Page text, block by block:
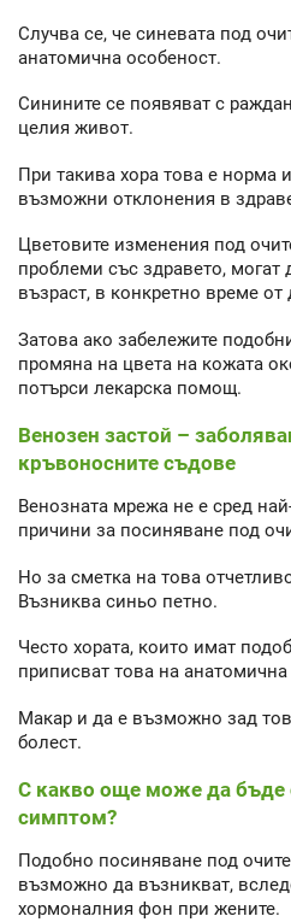
Случва се, че синевата под
анатомична особеност.
Синините се появяват с
целия живот.
При такива хора това е норма
възможни отклонения в
Цветовите изменения под
проблеми със здравето, могат
възраст, в конкретно време
Затова ако забележите
промяна на цвета на кожата
потърси лекарска помощ.
Венозен застой –
кръвоносните съдове
Венозната мрежа не е сред
причини за посиняване под
Но за сметка на това
Възниква синьо петно.
Често хората, които имат
приписват това на
Макар и да е възможно зад
болест.
С какво още може да бъде
симптом?
Подобно посиняване под
възможно да възникват,
хормоналния фон при жените.